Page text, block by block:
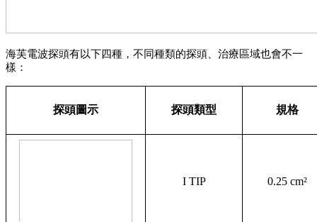
海芙電波探頭有以下四種，不同種類的探頭、治療區域也會不一
樣：
探頭圖示 探頭類型 規格
I TIP 0.25 cm²